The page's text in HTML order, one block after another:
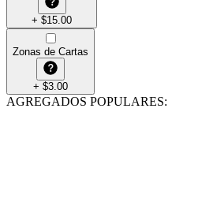
+ $15.00
Zonas de Cartas
+ $3.00
AGREGADOS POPULARES: